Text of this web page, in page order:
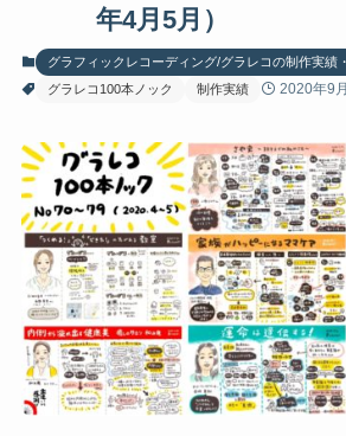
年4月5月）
グラフィックレコーディング/グラレコの制作実績
グラレコ100本ノック
制作実績 2020年9